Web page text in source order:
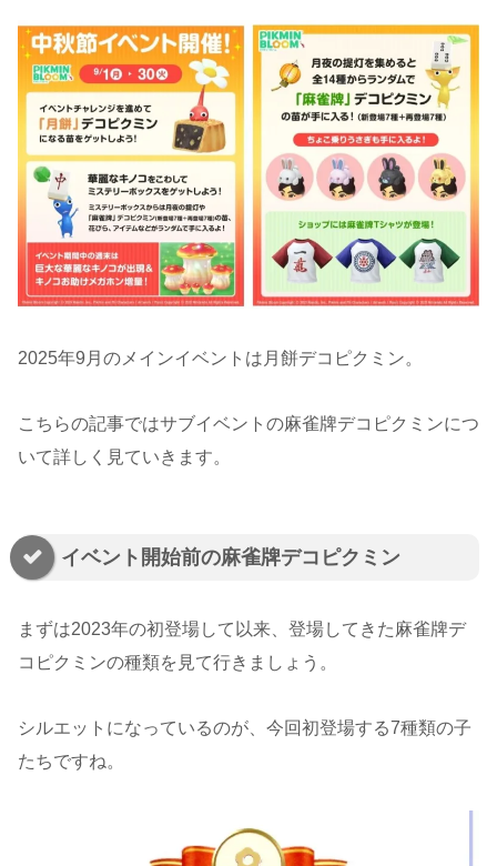
2025年9月のメインイベントは月餅デコピクミン。
こちらの記事ではサブイベントの麻雀牌デコピクミンにつ
いて詳しく見ていきます。
イベント開始前の麻雀牌デコピクミン
まずは2023年の初登場して以来、登場してきた麻雀牌デ
コピクミンの種類を見て行きましょう。
シルエットになっているのが、今回初登場する7種類の子
たちですね。